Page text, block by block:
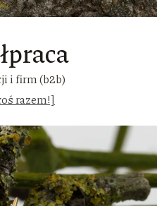
i firm (b2b)
razem!]